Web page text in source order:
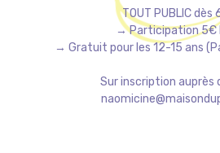
TOUT PUBLIC dès
→ Participation 5€
→ Gratuit pour les 12-15 ans
Sur inscription auprès